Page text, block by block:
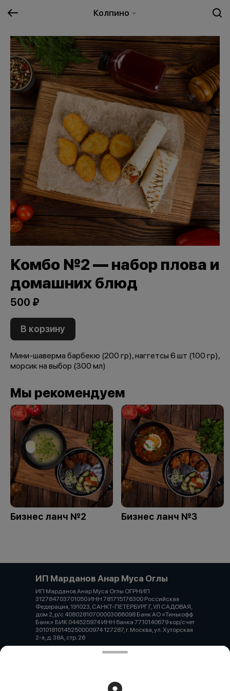
Колпино
Комбо №2 — набор плова и
домашних блюд
500 ₽
В корзину
Мини-шаверма барбекю (200 гр), наггетсы 6 шт (100 гр),
морсик на выбор (300 мл)
Мы рекомендуем
Бизнес ланч №2 Бизнес ланч №3
ИП Марданов Анар Муса Оглы
ИП Марданов Анар Муса Оглы ОГРНИП
312784703701050 ИНН 781715176300 Российская
Федерация, 191023, САНКТ-ПЕТЕРБУРГ Г, УЛ САДОВАЯ,
дом 2, р/с 40802810700003066098 Банк АО «Тинькофф
Банк» БИК 044525974 ИНН банка 7710140679 кор/счет
30101810145250000974 127287, г. Москва, ул. Хуторская
2-я, д. 38А, стр. 26
Работает на эффективном ядреFoodpicásso